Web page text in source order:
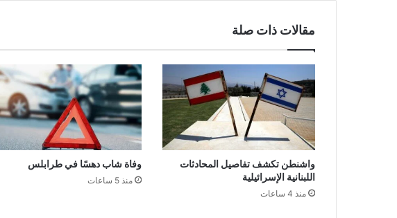
مقالات ذات صلة
واشنطن تكشف تفاصيل المحادثات
اللبنانية الإسرائيلية
منذ 4 ساعات
وفاة شاب دهسًا في طرابلس
منذ 5 ساعات